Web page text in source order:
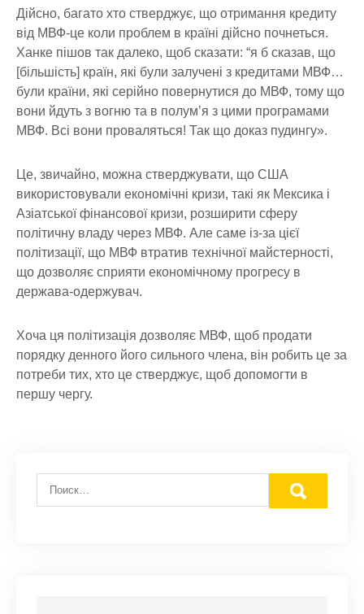
Дійсно, багато хто стверджує, що отримання кредиту
від МВФ-це коли проблем в країні дійсно почнеться.
Ханке пішов так далеко, щоб сказати: “я б сказав, що
[більшість] країн, які були залучені з кредитами МВФ…
були країни, які серійно повернутися до МВФ, тому що
вони йдуть з вогню та в полум’я з цими програмами
МВФ. Всі вони проваляться! Так що доказ пудингу».
Це, звичайно, можна стверджувати, що США
використовували економічні кризи, такі як Мексика і
Азіатської фінансової кризи, розширити сферу
політичну владу через МВФ. Але саме із-за цієї
політизації, що МВФ втратив технічної майстерності,
що дозволяє сприяти економічному прогресу в
держава-одержувач.
Хоча ця політизація дозволяє МВФ, щоб продати
порядку денного його сильного члена, він робить це за
потреби тих, хто це стверджує, щоб допомогти в
першу чергу.